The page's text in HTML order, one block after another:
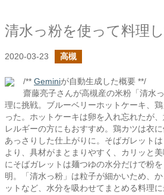
清水っ粉を使って料理
2020-03-23 高槻
/** Geminiが自動生成した概要 **/
齋藤亮子さんが高槻産の米粉「清水
理に挑戦。ブルーベリーホットケーキ、
った。ホットケーキは卵を入れ忘れたが
レルギーの方にもおすすめ。鶏カツは衣
あっさりした仕上がりに。そばガレット
より、具材がまとまりやすく、カリッと
にそばガレットは麺つゆの水分だけで粉
明。「清水っ粉」は粒子が細かいため、
ットなど、水分を吸わせてまとめる料理に